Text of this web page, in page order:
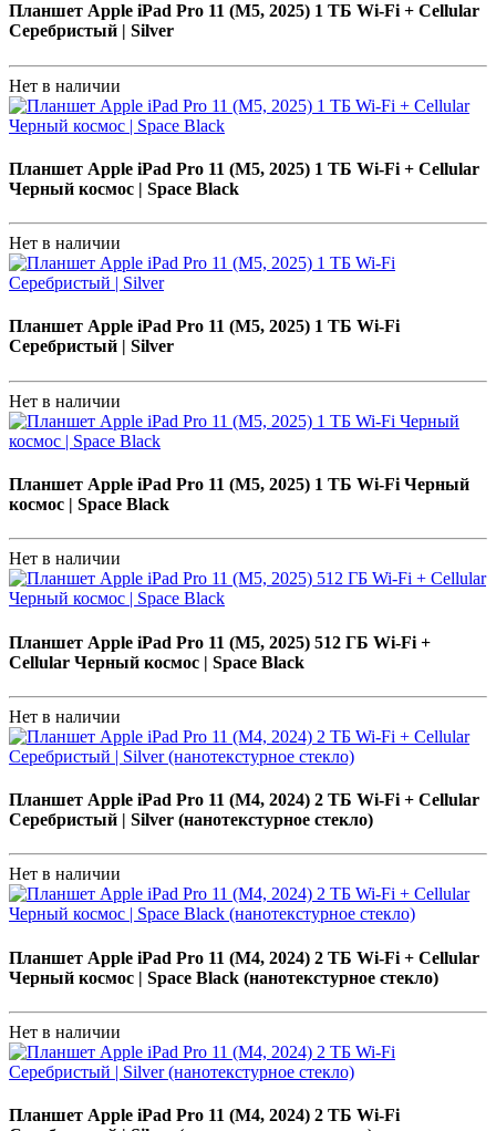
Планшет Apple iPad Pro 11 (M5, 2025) 1 ТБ Wi-Fi + Cellular
Серебристый | Silver
Нет в наличии
Планшет Apple iPad Pro 11 (M5, 2025) 1 ТБ Wi-Fi + Cellular
Черный космос | Space Black
Нет в наличии
Планшет Apple iPad Pro 11 (M5, 2025) 1 ТБ Wi-Fi
Серебристый | Silver
Нет в наличии
Планшет Apple iPad Pro 11 (M5, 2025) 1 ТБ Wi-Fi Черный
космос | Space Black
Нет в наличии
Планшет Apple iPad Pro 11 (M5, 2025) 512 ГБ Wi-Fi +
Cellular Черный космос | Space Black
Нет в наличии
Планшет Apple iPad Pro 11 (M4, 2024) 2 ТБ Wi-Fi + Cellular
Серебристый | Silver (нанотекстурное стекло)
Нет в наличии
Планшет Apple iPad Pro 11 (M4, 2024) 2 ТБ Wi-Fi + Cellular
Черный космос | Space Black (нанотекстурное стекло)
Нет в наличии
Планшет Apple iPad Pro 11 (M4, 2024) 2 ТБ Wi-Fi